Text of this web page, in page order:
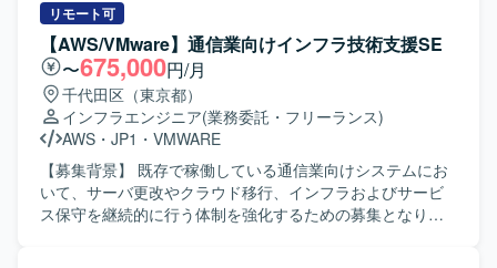
Server 運用・監視：JP1（Base、AJS3、PFM、NETM）
セキュリティ：ESET DB：SQL Server ファイル転送：
HULFT バックアップ：Windows標準、TSM
ータ抽出ロジックの最適化も含まれます。 【求める人物
像】 月次処理等の定型業務を正確に遂行できる方を求めて
います。
リモート可
【AWS/VMware】通信業向けインフラ技術支援SE
〜675,000円/月
千代田区（東京都）
インフラエンジニア(業務委託・フリーランス)
AWS ・ JP1 ・ VMWARE
【募集背景】 既存で稼働している通信業向けシステムにお
いて、サーバ更改やクラウド移行、インフラおよびサービ
ス保守を継続的に行う体制を強化するための募集となりま